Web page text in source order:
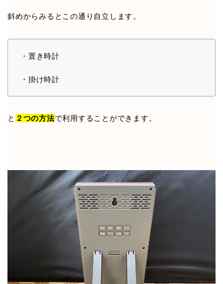
斜めからみるとこの通り自立します。
・置き時計
・掛け時計
と ２つの方法で利用することができます。